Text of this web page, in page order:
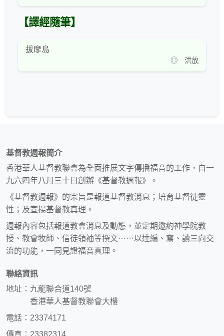
【譯經隨筆】
拔摩島
◎ 洪放
基督教週報簡介
香港華人基督教聯會為全面推展文字傳播福音的工作，自一
九六四年八月三十日創辦《基督教週報》。
《基督教週報》的宗旨是報道基督教消息；培育基督徒靈
性；及宣揚基督教真理。
週報內容包括報道教會消息及動態，並定期邀約神學院教
授、教會牧師、信徒領袖等撰文⋯⋯以達編、寫、讀三向交
流的功能，一同見證福音真理。
聯絡資訊
地址：九龍聯合道140號
香港華人基督教聯會大樓
電話：23374171